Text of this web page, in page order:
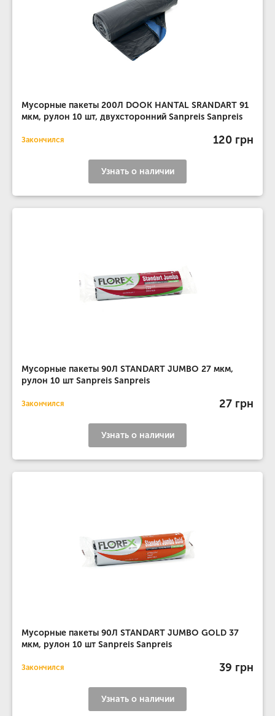
Мусорные пакеты 200Л DOOK HANTAL SRANDART 91
мкм, рулон 10 шт, двухсторонний Sanpreis Sanpreis
Закончился 120 грн
Узнать о наличии
Мусорные пакеты 90Л STANDART JUMBO 27 мкм,
рулон 10 шт Sanpreis Sanpreis
Закончился 27 грн
Узнать о наличии
Мусорные пакеты 90Л STANDART JUMBO GOLD 37
мкм, рулон 10 шт Sanpreis Sanpreis
Закончился 39 грн
Узнать о наличии